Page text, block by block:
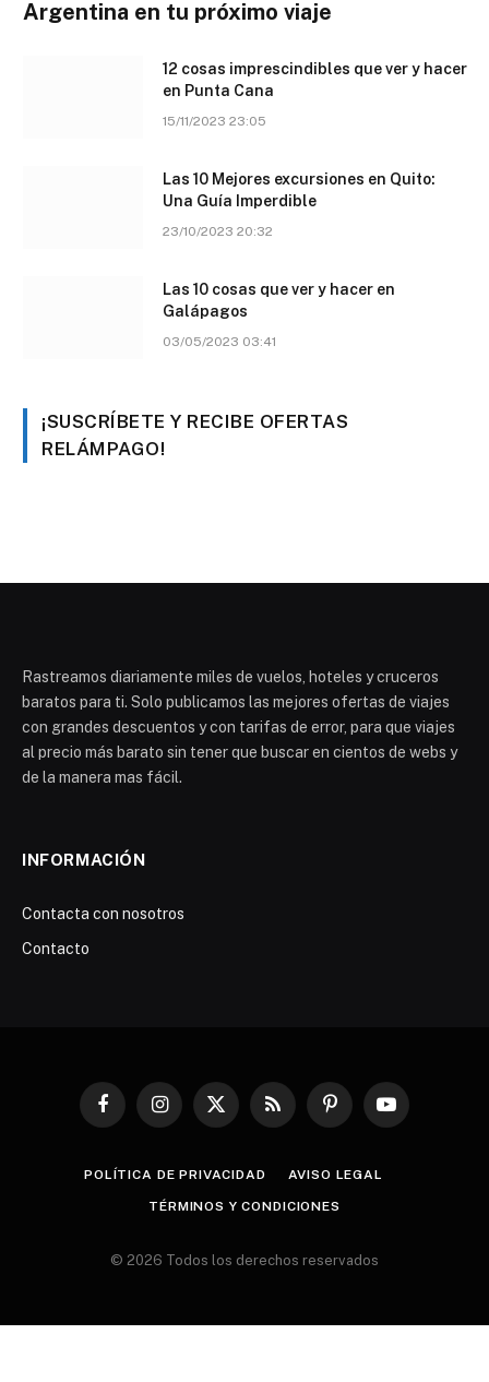
Argentina en tu próximo viaje
12 cosas imprescindibles que ver y hacer
en Punta Cana
15/11/2023 23:05
Las 10 Mejores excursiones en Quito:
Una Guía Imperdible
23/10/2023 20:32
Las 10 cosas que ver y hacer en
Galápagos
03/05/2023 03:41
¡SUSCRÍBETE Y RECIBE OFERTAS
RELÁMPAGO!
Rastreamos diariamente miles de vuelos, hoteles y cruceros
baratos para ti. Solo publicamos las mejores ofertas de viajes
con grandes descuentos y con tarifas de error, para que viajes
al precio más barato sin tener que buscar en cientos de webs y
de la manera mas fácil.
INFORMACIÓN
Contacta con nosotros
Contacto
FacebookInstagram
X
RSS PinterestYouTube
POLÍTICA DE PRIVACIDAD AVISO LEGAL
TÉRMINOS Y CONDICIONES
© 2026 Todos los derechos reservados